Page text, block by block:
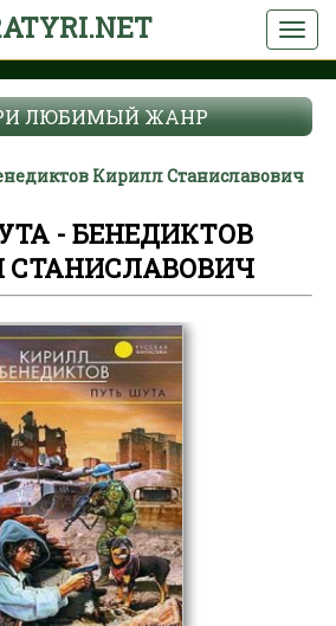
ЛЮБИМЫЙ ЖАНР
Кирилл Станиславович
- БЕНЕДИКТОВ
СТАНИСЛАВОВИЧ